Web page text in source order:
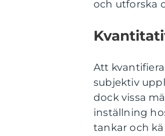
och utforska
Att
subjektiv
dock vissa
inställning
tankar och